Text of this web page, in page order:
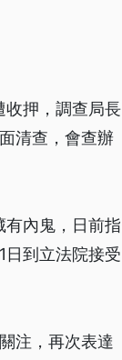
收押，調查局長
清查，會查辦
內鬼，日前指
日到立法院接受
注，再次表達